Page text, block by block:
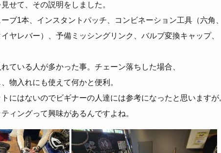
せて、その説明をしました。
ブ1本、インスタントパッチ、コンビネーション工具（六角、
ヤレバー）、予備ミッシングリンク、バルブ変換キャップ、
ている人が多かった事。チェーン落ちした場合、
物入れにも使えて何かと便利。
にはないのでビギナーの人達には参考になったと思いますが,
ィングって興味があるんですよね。